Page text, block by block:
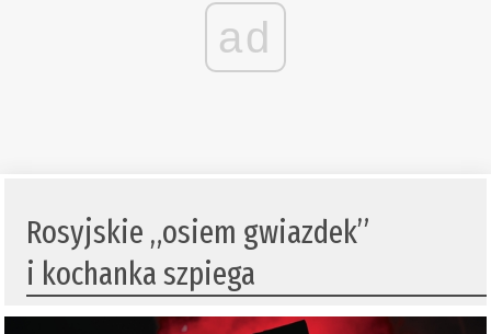
ad
Rosyjskie „osiem gwiazdek”
i kochanka szpiega